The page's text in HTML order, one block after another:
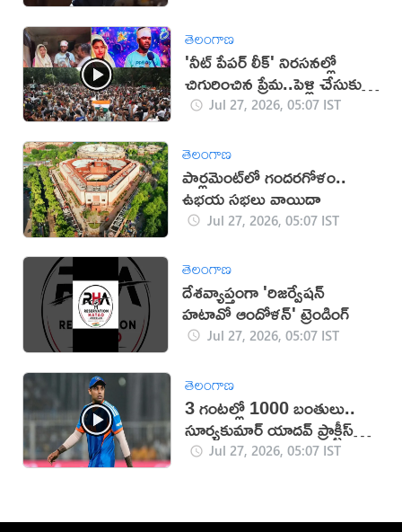
తెలంగాణ
'నీట్ పేపర్ లీక్' నిరసనల్లో
చిగురించిన ప్రేమ..పెళ్లి చేసుకున్న
జంట!Jul 27, 2026, 05:07 IST
తెలంగాణ
పార్లమెంట్‌లో గందరగోళం..
ఉభయ సభలు వాయిదా
Jul 27, 2026, 05:07 IST
తెలంగాణ
దేశవ్యాప్తంగా 'రిజర్వేషన్
హటావో ఆందోళన్' ట్రెండింగ్
Jul 27, 2026, 05:07 IST
తెలంగాణ
3 గంటల్లో 1000 బంతులు..
సూర్యకుమార్ యాదవ్ ప్రాక్టీస్
వీడియో వైరల్
Jul 27, 2026, 05:07 IST